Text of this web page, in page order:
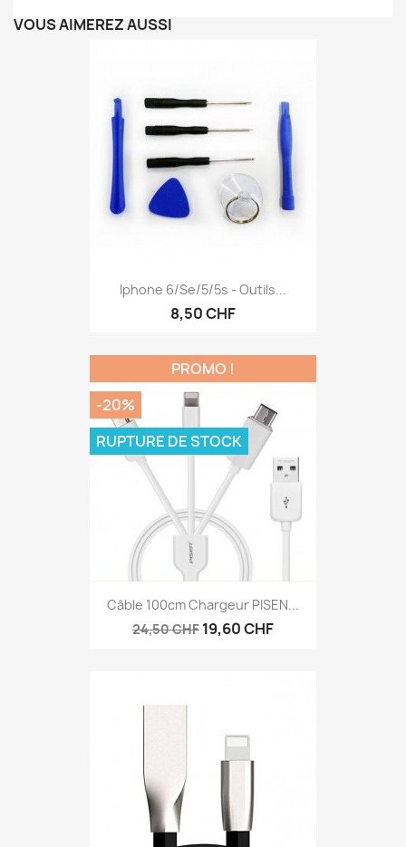
VOUS AIMEREZ AUSSI
Iphone 6/se/5/5s - Outils...
8,50 CHF
Câble 100cm Chargeur PISEN...
24,50 CHF 19,60 CHF
PROMO !
-20%
RUPTURE DE STOCK